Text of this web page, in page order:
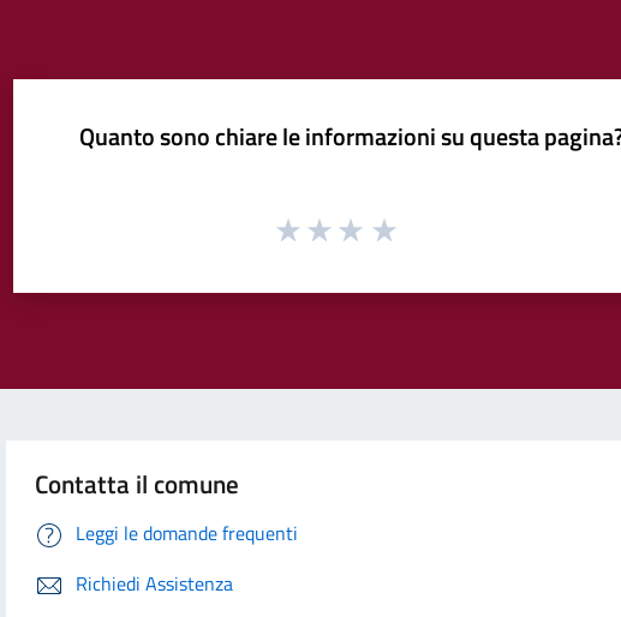
Quanto sono chiare le informazioni su questa
Contatta il comune
Leggi le domande frequenti
Richiedi Assistenza